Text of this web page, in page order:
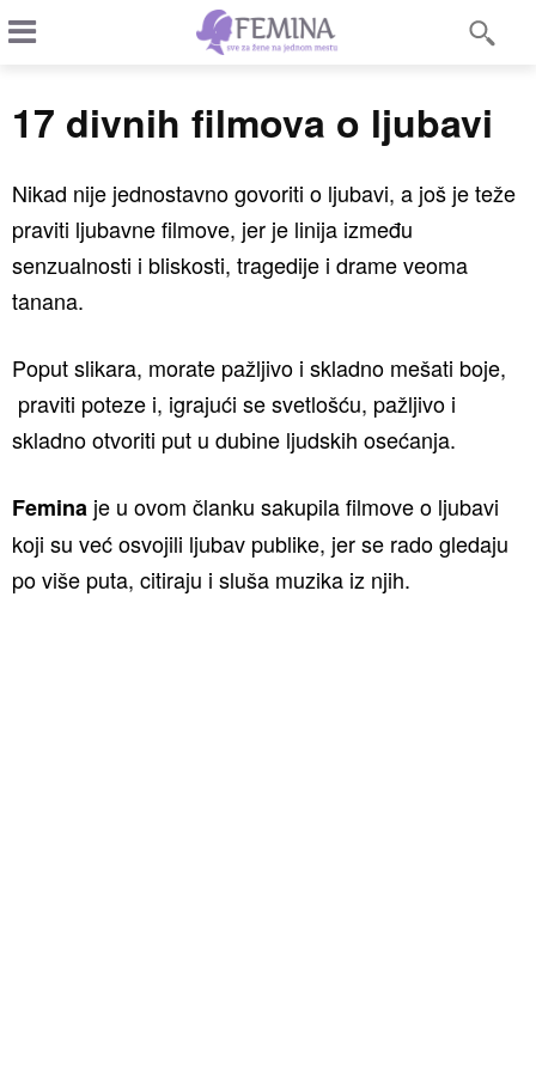
17 divnih filmova o ljubavi
Nikad nije jednostavno govoriti o ljubavi, a još je teže
praviti ljubavne filmove, jer je linija između
senzualnosti i bliskosti, tragedije i drame veoma
tanana.
Poput slikara, morate pažljivo i skladno mešati boje,
praviti poteze i, igrajući se svetlošću, pažljivo i
skladno otvoriti put u dubine ljudskih osećanja.
Femina je u ovom članku sakupila filmove o ljubavi
koji su već osvojili ljubav publike, jer se rado gledaju
po više puta, citiraju i sluša muzika iz njih.